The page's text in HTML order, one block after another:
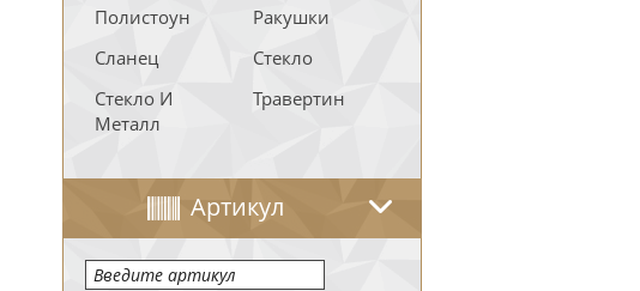
Полистоун
Ракушки
Сланец
Стекло
Стекло И
Металл
Травертин
Артикул